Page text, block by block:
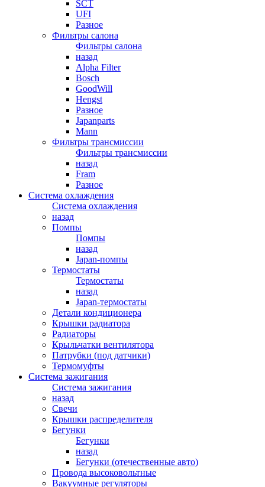
SCT
UFI
Разное
Фильтры салона
Фильтры салона
назад
Alpha Filter
Bosch
GoodWill
Hengst
Разное
Japanparts
Mann
Фильтры трансмиссии
Фильтры трансмиссии
назад
Fram
Разное
Система охлаждения
Система охлаждения
назад
Помпы
Помпы
назад
Japan-помпы
Термостаты
Термостаты
назад
Japan-термостаты
Детали кондиционера
Крышки радиатора
Радиаторы
Крыльчатки вентилятора
Патрубки (под датчики)
Термомуфты
Система зажигания
Система зажигания
назад
Свечи
Крышки распределителя
Бегунки
Бегунки
назад
Бегунки (отечественные авто)
Провода высоковольтные
Вакуумные регуляторы